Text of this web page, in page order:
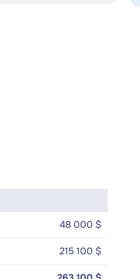
48 000 $
215 100 $